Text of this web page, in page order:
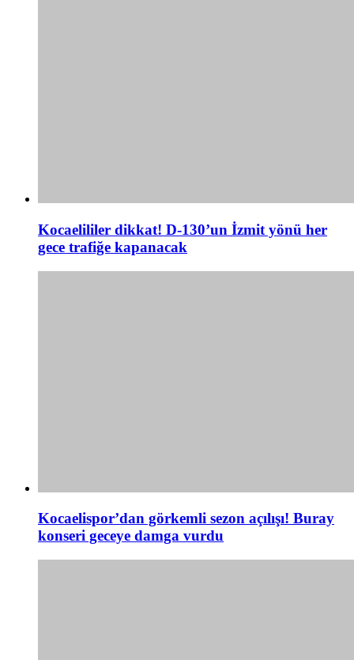
Kocaelililer dikkat! D-130’un İzmit yönü her
gece trafiğe kapanacak
Kocaelispor’dan görkemli sezon açılışı! Buray
konseri geceye damga vurdu